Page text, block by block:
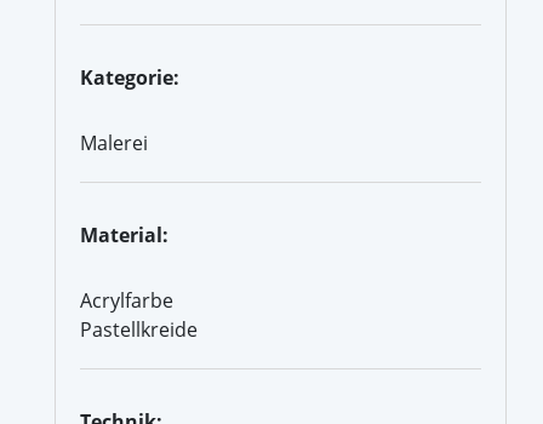
Kategorie:
Malerei
Material:
Acrylfarbe
Pastellkreide